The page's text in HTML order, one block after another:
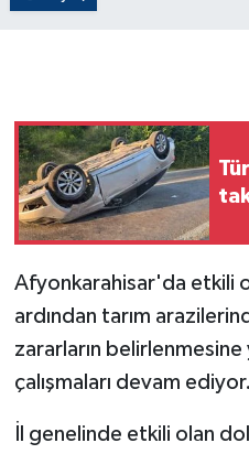
Afyonkarahisar'da etkili
ardından tarım
zararların
çalışmaları devam ediyor.
İl genelinde etkili olan
GENEL
GÜNDEM
Güvenlik
HABERDE İNSAN
İNSAN